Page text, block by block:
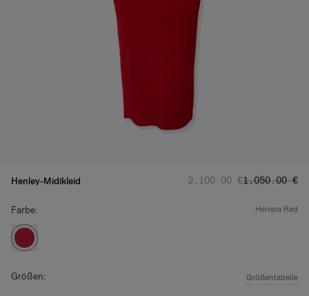
Henley-Midikleid Regulärer Preis:
‌2,100.00 €‌1,050.00 €
Farbe: herrera red
Größen: Größentabelle